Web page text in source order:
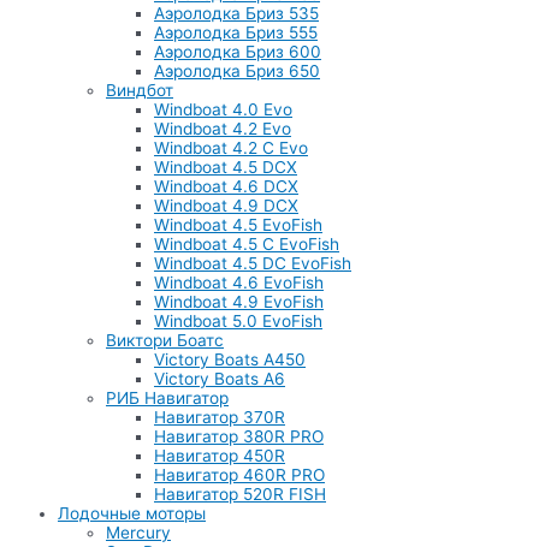
Аэролодка Бриз 535
Аэролодка Бриз 555
Аэролодка Бриз 600
Аэролодка Бриз 650
Виндбот
Windboat 4.0 Evo
Windboat 4.2 Evo
Windboat 4.2 C Evo
Windboat 4.5 DCX
Windboat 4.6 DCX
Windboat 4.9 DCX
Windboat 4.5 EvoFish
Windboat 4.5 C EvoFish
Windboat 4.5 DC EvoFish
Windboat 4.6 EvoFish
Windboat 4.9 EvoFish
Windboat 5.0 EvoFish
Виктори Боатс
Victory Boats A450
Victory Boats A6
РИБ Навигатор
Навигатор 370R
Навигатор 380R PRO
Навигатор 450R
Навигатор 460R PRO
Навигатор 520R FISH
Лодочные моторы
Mercury